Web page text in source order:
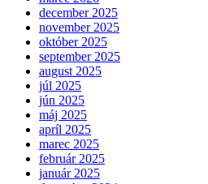
december 2025
november 2025
október 2025
september 2025
august 2025
júl 2025
jún 2025
máj 2025
apríl 2025
marec 2025
február 2025
január 2025